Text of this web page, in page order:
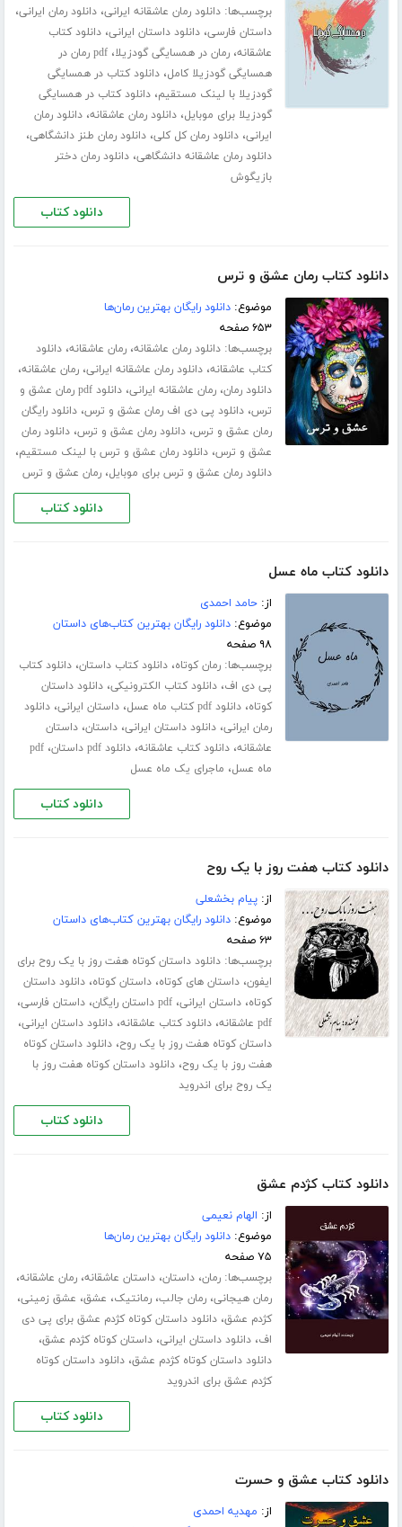
برچسب‌ها:دانلود رمان عاشقانه ایرانی،دانلود رمان ایرانی،
داستان فارسی،دانلود داستان ایرانی،دانلود کتاب
عاشقانه،رمان در همسایگی گودزیلا،
pdf رمان در
همسایگی گودزیلا کامل،دانلود کتاب در همسایگی
گودزیلا با لینک مستقیم،دانلود کتاب در همسایگی
گودزیلا برای موبایل،دانلود رمان عاشقانه،دانلود رمان
ایرانی،دانلود رمان کل کلی،دانلود رمان طنز دانشگاهی،
دانلود رمان عاشقانه دانشگاهی،دانلود رمان دختر
بازیگوش
دانلود کتاب
دانلود کتاب رمان عشق و ترس
موضوع:دانلود رایگان بهترین رمان‌ها
۶۵۳ صفحه
برچسب‌ها:دانلود رمان عاشقانه،رمان عاشقانه،دانلود
کتاب عاشقانه،دانلود رمان عاشقانه ایرانی،رمان عاشقانه،
دانلود رمان،رمان عاشقانه ایرانی،
دانلود pdf رمان عشق و
ترس،دانلود پی دی اف رمان عشق و ترس،دانلود رایگان
رمان عشق و ترس،دانلود رمان عشق و ترس،دانلود رمان
عشق و ترس،دانلود رمان عشق و ترس با لینک مستقیم،
دانلود رمان عشق و ترس برای موبایل،رمان عشق و ترس
دانلود کتاب
دانلود کتاب ماه عسل
از:حامد احمدی
موضوع:دانلود رایگان بهترین کتاب‌های داستان
۹۸ صفحه
برچسب‌ها:رمان کوتاه،دانلود کتاب داستان،دانلود کتاب
پی دی اف،دانلود کتاب الکترونیکی،دانلود داستان
کوتاه،دانلود pdf کتاب ماه عسل ،داستان ایرانی،دانلود
رمان ایرانی،دانلود داستان ایرانی،داستان،داستان
عاشقانه،دانلود کتاب عاشقانه،دانلود pdf داستان ،pdf
ماه عسل، ماجرای یک ماه عسل
دانلود کتاب
دانلود کتاب هفت روز با یک روح
از:پیام بخشعلی
موضوع:دانلود رایگان بهترین کتاب‌های داستان
۶۳ صفحه
برچسب‌ها:دانلود داستان کوتاه هفت روز با یک روح برای
ایفون،داستان های کوتاه،داستان کوتاه،دانلود داستان
کوتاه،داستان ایرانی،pdf داستان رایگان ،داستان فارسی،
pdf عاشقانه ،دانلود کتاب عاشقانه،دانلود داستان ایرانی،
داستان کوتاه هفت روز با یک روح،دانلود داستان کوتاه
هفت روز با یک روح،دانلود داستان کوتاه هفت روز با
یک روح برای اندروید
دانلود کتاب
دانلود کتاب کژدم عشق
از: الهام نعیمی
موضوع:دانلود رایگان بهترین رمان‌ها
۷۵ صفحه
برچسب‌ها:رمان،داستان،داستان عاشقانه،رمان عاشقانه،
رمان هیجانی،رمان جالب،رمانتیک، عشق، عشق زمینی،
کژدم عشق،دانلود داستان کوتاه کژدم عشق برای پی دی
اف،دانلود داستان ایرانی،داستان کوتاه کژدم عشق،
دانلود داستان کوتاه کژدم عشق،دانلود داستان کوتاه
کژدم عشق برای اندروید
دانلود کتاب
دانلود کتاب عشق و حسرت
از: مهدیه احمدی